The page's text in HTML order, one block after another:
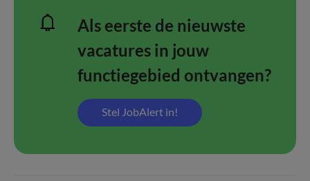
Als eerste de nieuwste
vacatures in jouw
functiegebied ontvangen?
Stel JobAlert in!